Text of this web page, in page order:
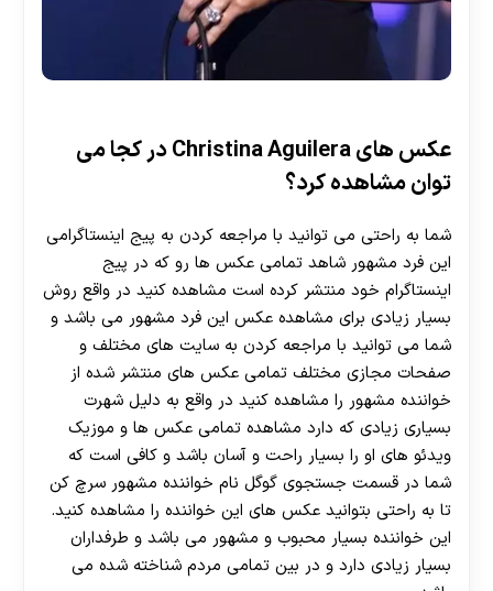
عکس های Christina Aguilera در کجا می
توان مشاهده کرد؟
شما به راحتی می توانید با مراجعه کردن به پیج اینستاگرامی
این فرد مشهور شاهد تمامی عکس ها رو که در پیج
اینستاگرام خود منتشر کرده است مشاهده کنید در واقع روش
بسیار زیادی برای مشاهده عکس این فرد مشهور می ‌باشد و
شما می ‌توانید با مراجعه کردن به سایت‌ های مختلف و
صفحات مجازی مختلف تمامی عکس های منتشر شده از
خواننده مشهور را مشاهده کنید در واقع به دلیل شهرت
بسیاری زیادی که دارد مشاهده تمامی عکس ها و موزیک
ویدئو های او را بسیار راحت و آسان باشد و کافی است که
شما در قسمت جستجوی گوگل نام خواننده مشهور سرچ کن
تا به راحتی بتوانید عکس های این خواننده را مشاهده کنید.
این خواننده بسیار محبوب و مشهور می باشد و طرفداران
بسیار زیادی دارد و در بین تمامی مردم شناخته شده می